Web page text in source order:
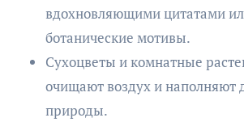
вдохновляющими цитатами
ботанические мотивы.
Сухоцветы и комнатные
очищают воздух и наполняют
природы.